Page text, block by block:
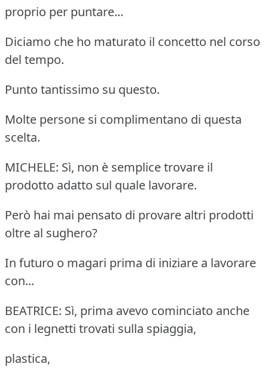
proprio per puntare...
Diciamo che ho maturato il concetto nel corso
del tempo.
Punto tantissimo su questo.
Molte persone si complimentano di questa
scelta.
MICHELE: Sì, non è semplice trovare il
prodotto adatto sul quale lavorare.
Però hai mai pensato di provare altri prodotti
oltre al sughero?
In futuro o magari prima di iniziare a lavorare
con...
BEATRICE: Sì, prima avevo cominciato anche
con i legnetti trovati sulla spiaggia,
plastica,